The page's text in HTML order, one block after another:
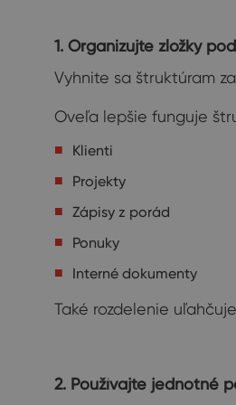
1. Organizujte zložky
Vyhnite sa štruktúram
Oveľa lepšie funguje
Klienti
Projekty
Zápisy z porád
Ponuky
Interné dokumenty
Také rozdelenie
2. Používajte jednotné